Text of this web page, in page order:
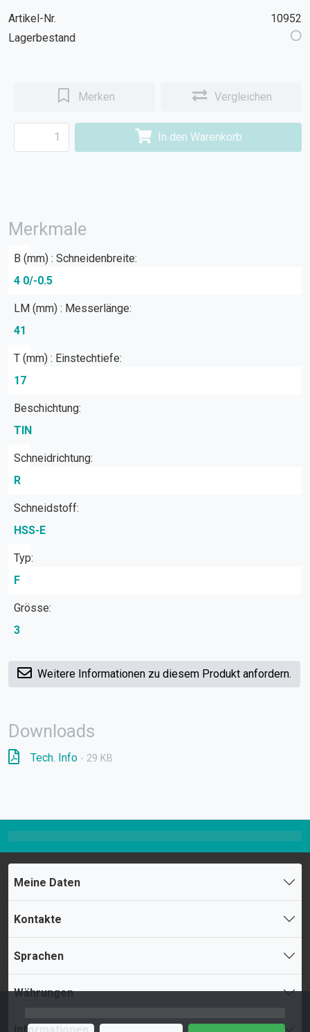
Artikel-Nr.
10952
Lagerbestand
Merken Vergleichen
In den Warenkorb
Merkmale
B (mm) : Schneidenbreite:
4 0/-0.5
LM (mm) : Messerlänge:
41
T (mm) : Einstechtiefe:
17
Beschichtung:
TIN
Schneidrichtung:
R
Schneidstoff:
HSS-E
Typ:
F
Grösse:
3
Weitere Informationen zu diesem Produkt anfordern.
Downloads
Tech. Info - 29 KB
Meine Daten
Kontakte
Sprachen
Währungen
Informationen